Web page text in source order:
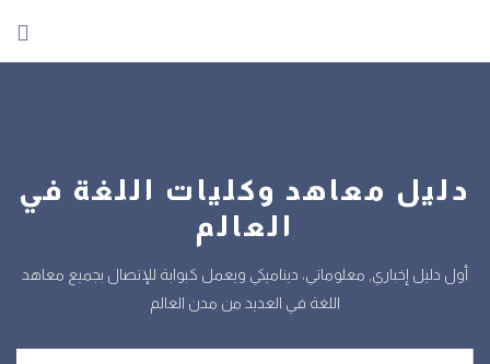
دليل معاهد وكليات اللغة في
العالم
أول دليل إخباري, معلوماتي، ديناميكي ويعمل كبوابة للإتصال بجميع معاهد
اللغة في العديد من مدن العالم